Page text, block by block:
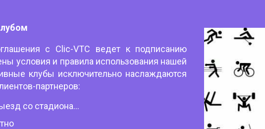
с Clic-VTC ведет к подписанию
условия и правила использования нашей
клубы исключительно наслаждаются
партнеров:
со стадиона...